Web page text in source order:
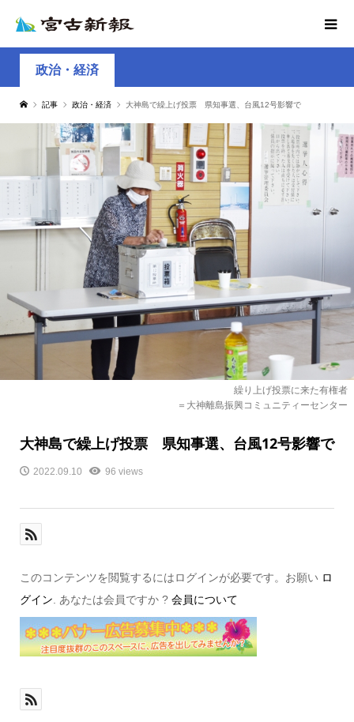
政治・経済
記事 政治・経済 大神島で繰上げ投票 県知事選、台風12号影響で
繰り上げ投票に来た有権者
＝大神離島振興コミュニティーセンター
大神島で繰上げ投票 県知事選、台風12号影響で
2022.09.10 96 views
このコンテンツを閲覧するにはログインが必要です。お願い ロ
グイン. あなたは会員ですか ? 会員について